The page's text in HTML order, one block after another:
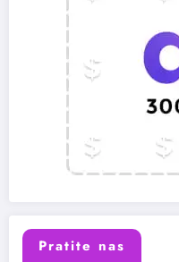
Pratite nas